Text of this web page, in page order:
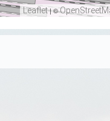
Leaflet| ©